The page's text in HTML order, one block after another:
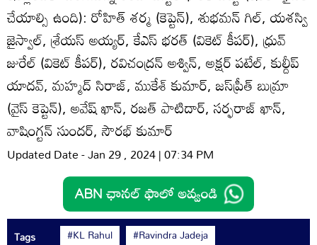
చేయాల్సి ఉంది): రోహిత్ శర్మ (కెప్టెన్), శుభమన్ గిల్, యశస్వి
జైస్వాల్, శ్రేయస్ అయ్యర్, కేఎస్ భరత్ (వికెట్ కీపర్), ధ్రువ్
జురేల్ (వికెట్ కీపర్), రవిచంద్రన్ అశ్విన్, అక్షర్ పటేల్, కుల్దీప్
యాదవ్, మహ్మద్ సిరాజ్, ముకేశ్ కుమార్, జస్‌ప్రీత్ బుమ్రా
(వైస్ కెప్టెన్), అవేష్ ఖాన్, రజత్ పాటిదార్, సర్ఫరాజ్ ఖాన్,
వాషింగ్టన్ సుందర్, సౌరభ్ కుమార్
Updated Date - Jan 29 , 2024 | 07:34 PM
Tags #KL Rahul #Ravindra Jadeja